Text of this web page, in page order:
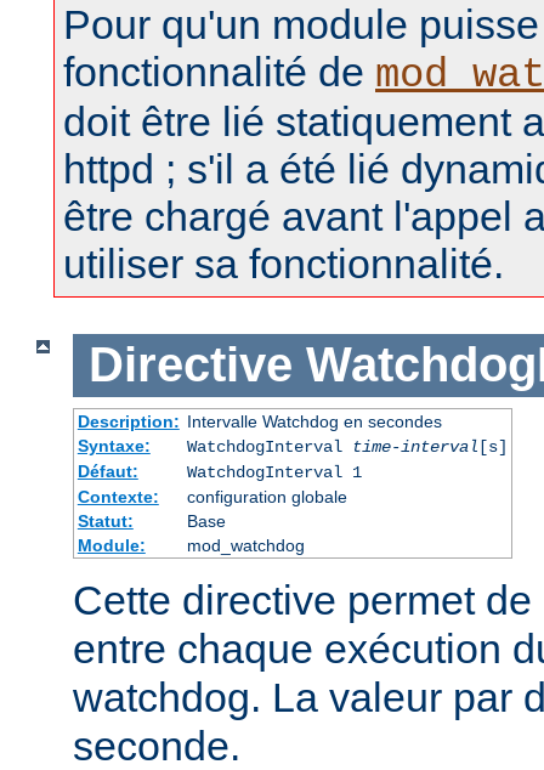
Pour qu'un module
fonctionnalité de
doit être lié statiquement
httpd ; s'il a été lié
être chargé avant l'appel
utiliser sa fonctionnalité.
Directive
Description: Intervalle Watchdog en secondes
Syntaxe:
WatchdogInterval time-interval [s]
Défaut:
WatchdogInterval 1
Contexte:
configuration globale
Statut:
Base
Module:
mod_watchdog
Cette directive permet
entre chaque exécution
watchdog. La valeur par
seconde.